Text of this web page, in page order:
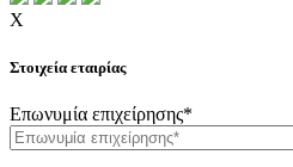
X
Στοιχεία εταιρίας
Επωνυμία επιχείρησης*